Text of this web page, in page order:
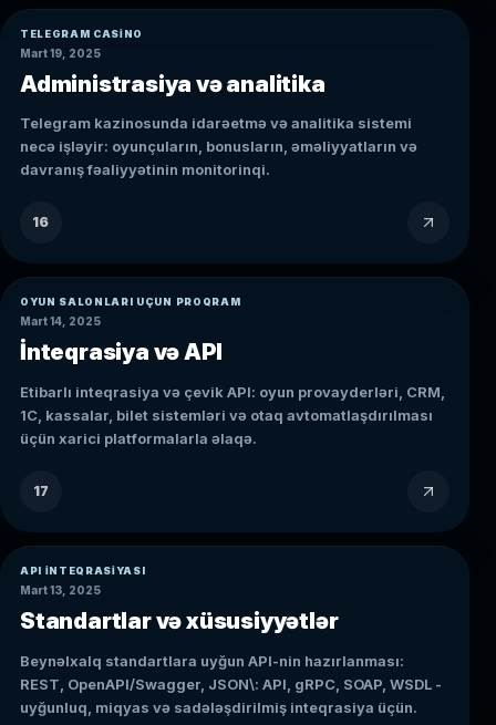
TELEGRAM CASINO
Mart 19, 2025
Administrasiya və analitika
Telegram kazinosunda idarəetmə və analitika sistemi
necə işləyir: oyunçuların, bonusların, əməliyyatların və
davranış fəaliyyətinin monitorinqi.
16
OYUN SALONLARI ÜÇÜN PROQRAM
Mart 14, 2025
İnteqrasiya və API
Etibarlı inteqrasiya və çevik API: oyun provayderləri, CRM,
1C, kassalar, bilet sistemləri və otaq avtomatlaşdırılması
üçün xarici platformalarla əlaqə.
17
API INTEQRASIYASI
Mart 13, 2025
Standartlar və xüsusiyyətlər
Beynəlxalq standartlara uyğun API-nin hazırlanması:
REST, OpenAPI/Swagger, JSON\: API, gRPC, SOAP, WSDL -
uyğunluq, miqyas və sadələşdirilmiş inteqrasiya üçün.